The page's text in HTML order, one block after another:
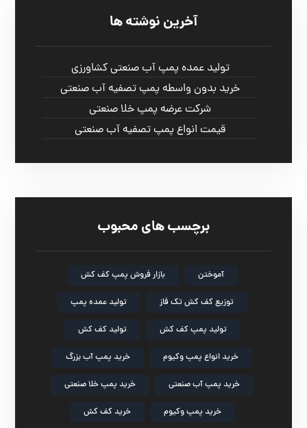
آخرین نوشته ها
تولید عمده پمپ آب صنعتی کشاورزی
خرید بدون واسطه پمپ تصفیه آب صنعتی
شرکت عرضه پمپ خلا صنعتی
قیمت انواع پمپ تصفیه آب صنعتی
برچسب های محبوب
آموختن بازار فروش پمپ کف کش
توزیع کف کش تک فاز تولید عمده پمپ
تولید پمپ کف کش تولید کف کش
خرید انواع پمپ وکیوم خرید پمپ آب بزرگ
خرید پمپ آب صنعتی خرید پمپ خلا صنعتی
خرید پمپ وکیوم خرید کف کش